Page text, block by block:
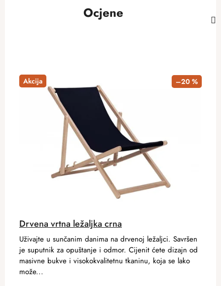
Ocjene
Akcija –20 %
Drvena vrtna ležaljka crna
Uživajte u sunčanim danima na drvenoj ležaljci. Savršen
je suputnik za opuštanje i odmor. Cijenit ćete dizajn od
masivne bukve i visokokvalitetnu tkaninu, koja se lako
može...